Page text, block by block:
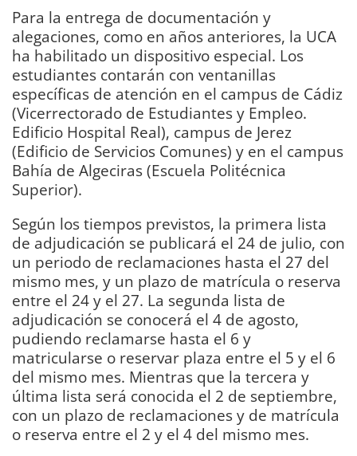
Para la entrega de documentación y
alegaciones, como en años anteriores, la UCA
ha habilitado un dispositivo especial. Los
estudiantes contarán con ventanillas
específicas de atención en el campus de Cádiz
(Vicerrectorado de Estudiantes y Empleo.
Edificio Hospital Real), campus de Jerez
(Edificio de Servicios Comunes) y en el campus
Bahía de Algeciras (Escuela Politécnica
Superior).
Según los tiempos previstos, la primera lista
de adjudicación se publicará el 24 de julio, con
un periodo de reclamaciones hasta el 27 del
mismo mes, y un plazo de matrícula o reserva
entre el 24 y el 27. La segunda lista de
adjudicación se conocerá el 4 de agosto,
pudiendo reclamarse hasta el 6 y
matricularse o reservar plaza entre el 5 y el 6
del mismo mes. Mientras que la tercera y
última lista será conocida el 2 de septiembre,
con un plazo de reclamaciones y de matrícula
o reserva entre el 2 y el 4 del mismo mes.